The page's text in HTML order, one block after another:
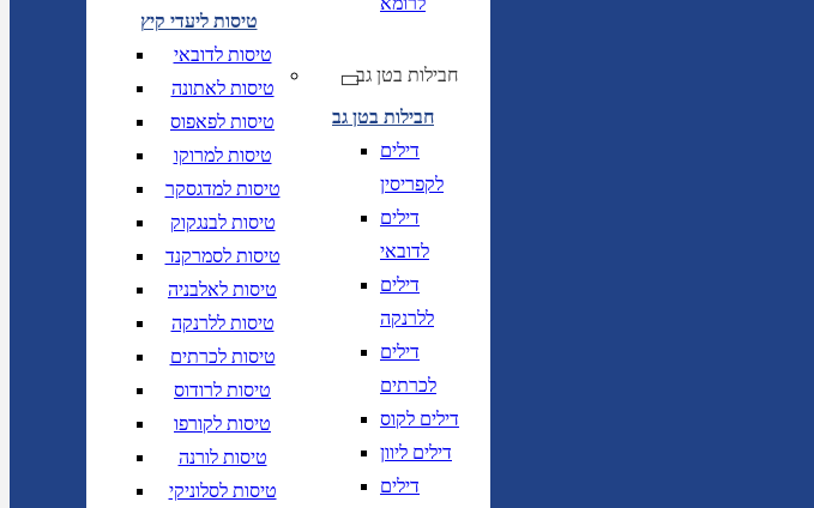
טיסות ליעדי קיץ
טיסות לדובאי
טיסות לאתונה
טיסות לפאפוס
טיסות למרוקו
טיסות למדגסקר
טיסות לבנגקוק
טיסות לסמרקנד
טיסות לאלבניה
טיסות ללרנקה
טיסות לכרתים
טיסות לרודוס
טיסות לקורפו
טיסות לורנה
טיסות לסלוניקי
חבילות בטן גב
חבילות בטן גב
דילים
לקפריסין
דילים
לדובאי
דילים
ללרנקה
דילים
לכרתים
דילים לקוס
דילים ליוון
דילים